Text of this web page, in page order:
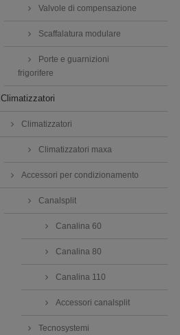
Valvole di compensazione
Scaffalatura modulare
Porte e guarnizioni
frigorifere
Climatizzatori
Climatizzatori
Climatizzatori maxa
Accessori per condizionamento
Canalsplit
Canalina 60
Canalina 80
Canalina 110
Accessori canalsplit
Tecnosystemi